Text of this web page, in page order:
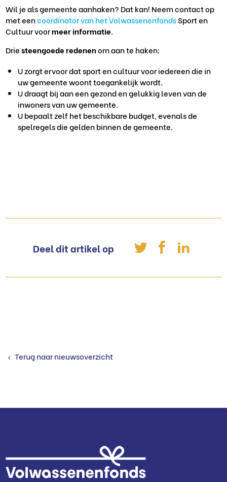
Wil je als gemeente aanhaken? Dat kan! Neem contact op
met eencoördinator van het VolwassenenfondsSport en
Cultuur voormeer informatie.
Driesteengoede redenenom aan te haken:
U zorgt ervoor dat sport en cultuur voor iedereen die in
uw gemeente woont toegankelijk wordt.
U draagt bij aan een gezond en gelukkig leven van de
inwoners van uw gemeente.
U bepaalt zelf het beschikbare budget, evenals de
spelregels die gelden binnen de gemeente.
Deel dit artikel op
Terug naar nieuwsoverzicht